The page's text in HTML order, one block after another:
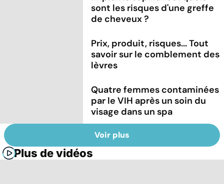
sont les risques d'une greffe
de cheveux ?
Prix, produit, risques... Tout
savoir sur le comblement des
lèvres
Quatre femmes contaminées
par le VIH après un soin du
visage dans un spa
Voir plus
Plus de vidéos